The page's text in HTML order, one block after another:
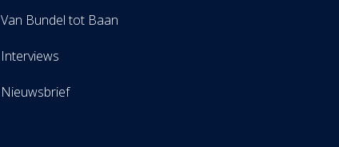
Van Bundel tot Baan
Interviews
Nieuwsbrief